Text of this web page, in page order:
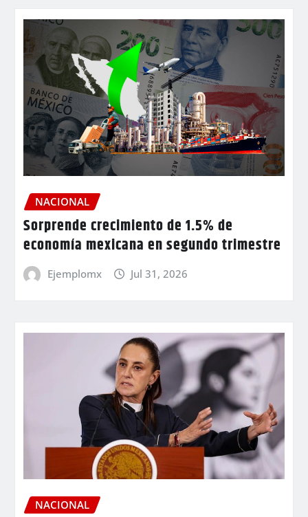
NACIONAL
Sorprende crecimiento de 1.5% de
economía mexicana en segundo trimestre
Ejemplomx Jul 31, 2026
NACIONAL